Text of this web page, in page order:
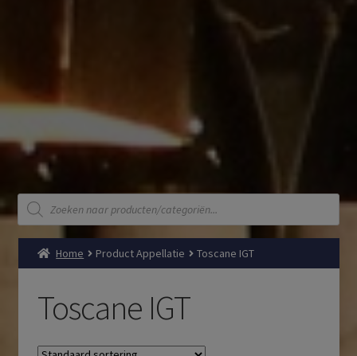
Producten
zoeken
Home Product Appellatie Toscane IGT
Toscane IGT